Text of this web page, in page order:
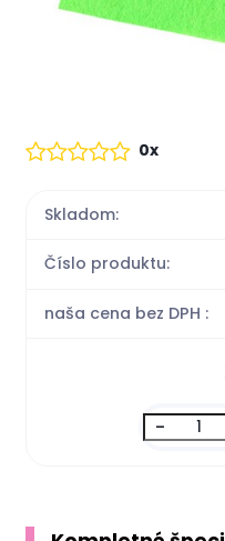
0x
Skladom:
Číslo produktu:
naša cena bez DPH :
-